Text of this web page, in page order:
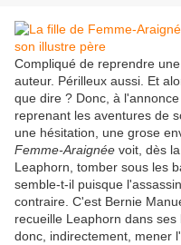
Compliqué de reprendre
auteur. Périlleux aussi. Et
que dire ? Donc, à
reprenant les aventures de
une hésitation, une grose
Femme-Araignée voit, dès
Leaphorn, tomber sous les
semble-t-il puisque
contraire. C'est Bernie
recueille Leaphorn dans
donc, indirectement, mener